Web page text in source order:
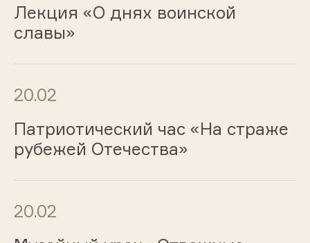
Лекция «О днях воинской
славы»
20.02
Патриотический час «На страже
рубежей Отечества»
20.02